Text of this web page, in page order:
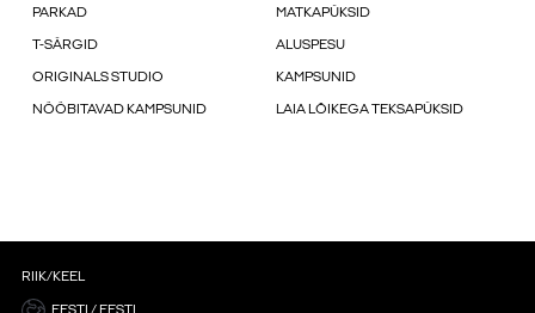
PARKAD MATKAPÜKSID
T-SÄRGID ALUSPESU
ORIGINALS STUDIO KAMPSUNID
NÖÖBITAVAD KAMPSUNID LAIA LÕIKEGA TEKSAPÜKSID
RIIK/KEEL